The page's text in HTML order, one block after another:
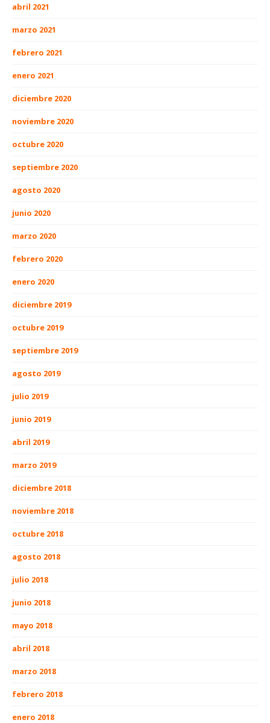
abril 2021
marzo 2021
febrero 2021
enero 2021
diciembre 2020
noviembre 2020
octubre 2020
septiembre 2020
agosto 2020
junio 2020
marzo 2020
febrero 2020
enero 2020
diciembre 2019
octubre 2019
septiembre 2019
agosto 2019
julio 2019
junio 2019
abril 2019
marzo 2019
diciembre 2018
noviembre 2018
octubre 2018
agosto 2018
julio 2018
junio 2018
mayo 2018
abril 2018
marzo 2018
febrero 2018
enero 2018